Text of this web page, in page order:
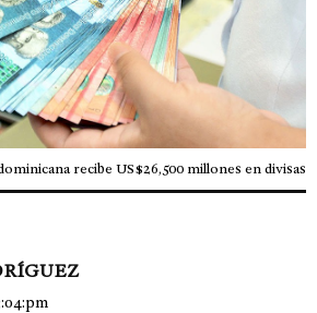
recibe US$26,500 millones en divisas